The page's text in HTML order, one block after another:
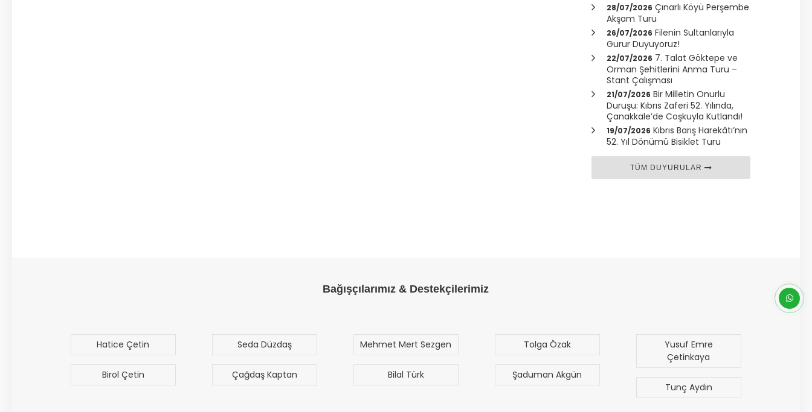
28/07/2026 Çınarlı Köyü Perşembe
Akşam Turu
26/07/2026 Filenin Sultanlarıyla
Gurur Duyuyoruz!
22/07/2026 7. Talat Göktepe ve
Orman Şehitlerini Anma Turu –
Stant Çalışması
21/07/2026 Bir Milletin Onurlu
Duruşu: Kıbrıs Zaferi 52. Yılında,
Çanakkale’de Coşkuyla Kutlandı!
19/07/2026 Kıbrıs Barış Harekâtı’nın
52. Yıl Dönümü Bisiklet Turu
TÜM DUYURULAR
Bağışçılarımız & Destekçilerimiz
Hatice Çetin
Birol Çetin
Seda Düzdaş
Çağdaş Kaptan
Mehmet Mert Sezgen
Bilal Türk
Tolga Özak
Şaduman Akgün
Yusuf Emre
Çetinkaya
Tunç Aydın